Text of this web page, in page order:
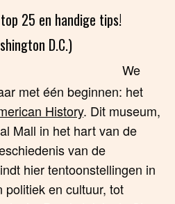
25 en handige tips!
D.C.)
We
met één beginnen: het
History. Dit museum,
Mall in het hart van de
van de
hier tentoonstellingen in
politiek en cultuur, tot